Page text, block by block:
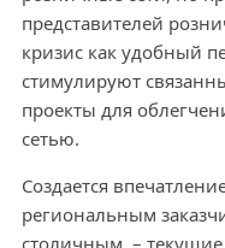
представителей
кризис как удобный
стимулируют
проекты для
сетью.
Создается
региональным
столичным, –